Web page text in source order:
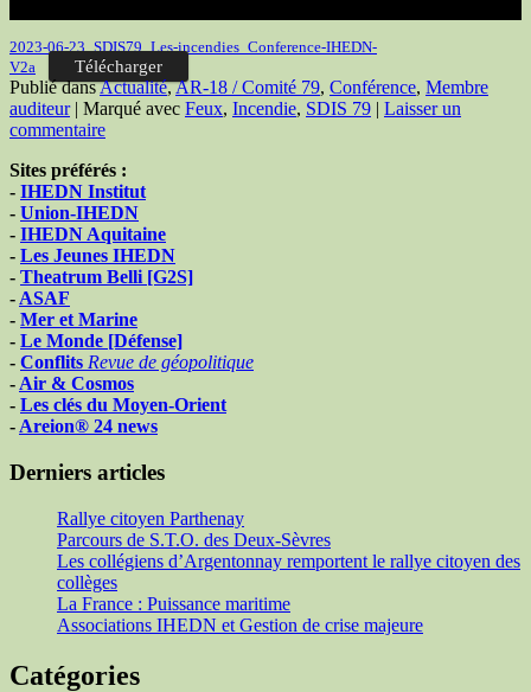
2023-06-23_SDIS79_Les-incendies_Conference-IHEDN-
V2a
Télécharger
Publié dansActualité,AR-18 / Comité 79, Conférence, Membre
auditeur | Marqué avec Feux, Incendie, SDIS 79 | Laisser un
commentaire
Sites préférés :
- IHEDN Institut
- Union-IHEDN
- IHEDN Aquitaine
- Les Jeunes IHEDN
- Theatrum Belli [G2S]
-ASAF
- Mer et Marine
- Le Monde [Défense]
- Conflits Revue de géopolitique
-Air & Cosmos
- Les clés du Moyen-Orient
-Areion® 24 news
Derniers articles
Rallye citoyen Parthenay
Parcours de S.T.O. des Deux-Sèvres
Les collégiens d’Argentonnay remportent le rallye citoyen des
collèges
La France : Puissance maritime
Associations IHEDN et Gestion de crise majeure
Catégories